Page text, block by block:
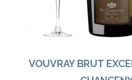
VOUVRAY BRUT